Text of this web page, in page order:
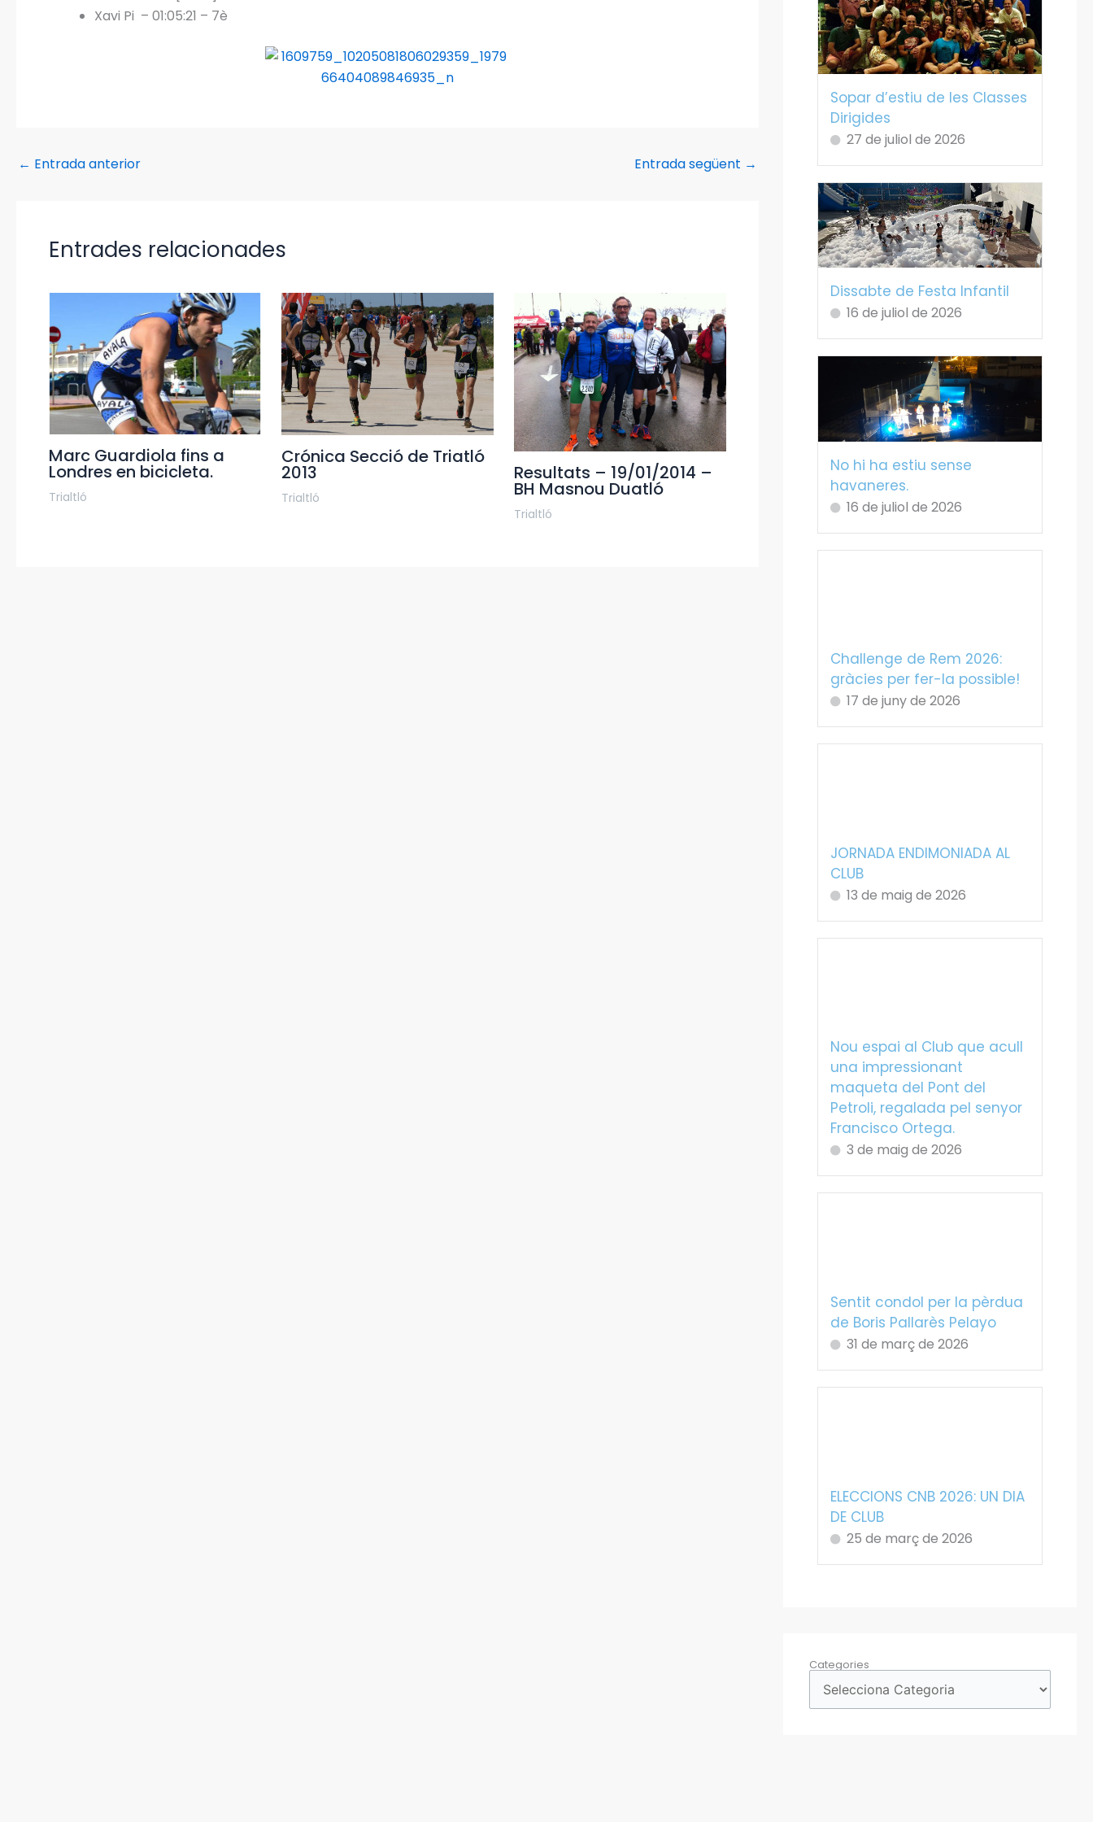
Xavi Pi – 01:05:21 – 7è
← Entrada anterior Entrada següent →
Entrades relacionades
Marc Guardiola fins a
Londres en bicicleta.
Trialtló
Crónica Secció de Triatló
2013
Trialtló
Resultats – 19/01/2014 –
BH Masnou Duatló
Trialtló
Sopar d’estiu de les Classes
Dirigides
27 de juliol de 2026
Dissabte de Festa Infantil
16 de juliol de 2026
No hi ha estiu sense
havaneres.
16 de juliol de 2026
Challenge de Rem 2026:
gràcies per fer-la possible!
17 de juny de 2026
JORNADA ENDIMONIADA AL
CLUB
13 de maig de 2026
Nou espai al Club que acull
una impressionant
maqueta del Pont del
Petroli, regalada pel senyor
Francisco Ortega.
3 de maig de 2026
Sentit condol per la pèrdua
de Boris Pallarès Pelayo
31 de març de 2026
ELECCIONS CNB 2026: UN DIA
DE CLUB
25 de març de 2026
Categories